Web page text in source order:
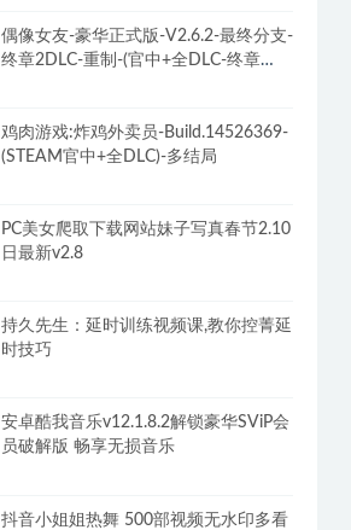
偶像女友-豪华正式版-V2.6.2-最终分支-
终章2DLC-重制-(官中+全DLC-终章
鸡肉游戏:炸鸡外卖员-Build.14526369-
(STEAM官中+全DLC)-多结局
PC美女爬取下载网站妹子写真春节2.10
日最新v2.8
持久先生：延时训练视频课,教你控菁延
时技巧
安卓酷我音乐v12.1.8.2解锁豪华SViP会
员破解版 畅享无损音乐
抖音小姐姐热舞 500部视频无水印多看